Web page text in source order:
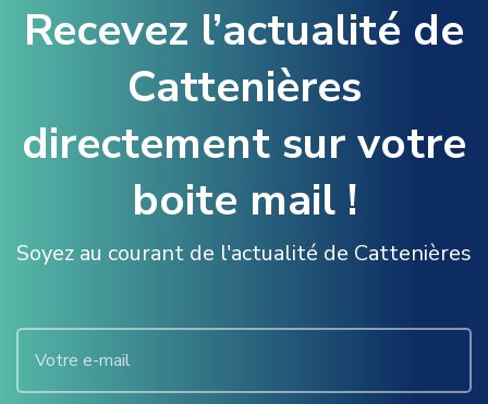
Recevez l’actualité de
Cattenières
directement sur votre
boite mail !
Soyez au courant de l'actualité de Cattenières